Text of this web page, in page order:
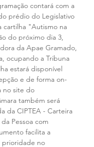
contará com a
prédio do Legislativo
cartilha "Autismo na
do próximo dia 3,
da Apae Gramado,
ocupando a Tribuna
estará disponível
e de forma on-
no site do
também será
da CIPTEA - Carteira
Pessoa com
facilita a
prioridade no